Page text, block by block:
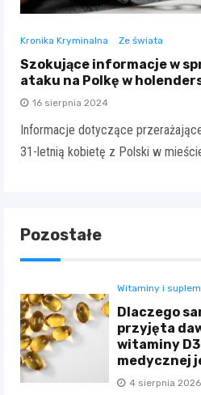
Kronika Kryminalna Ze świata
Szokujące informacje w
ataku na Polkę w
16 sierpnia 2024
Informacje dotyczące
31-letnią kobietę z Polski w
Pozostałe
Witaminy i
Dlaczego
przyjęta
witaminy
medycznej
4 sierpnia 2026